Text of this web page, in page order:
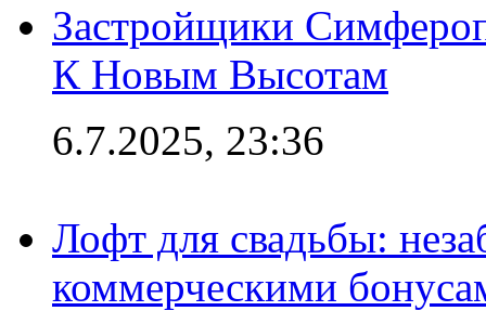
Застройщики
К Новым Высотам
6.7.2025, 23:36
Лофт для свадьбы:
коммерческими